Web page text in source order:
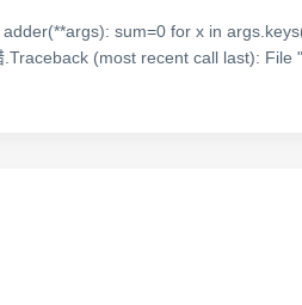
sum=0 for x in
(most recent call last):